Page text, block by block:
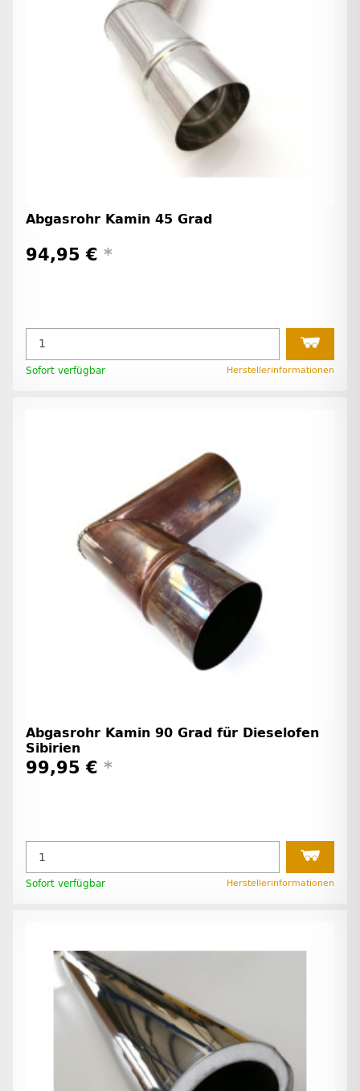
Abgasrohr Kamin 45 Grad
94,95 € *
Sofort verfügbar Herstellerinformationen
Abgasrohr Kamin 90 Grad für Dieselofen
Sibirien
99,95 € *
Sofort verfügbar Herstellerinformationen